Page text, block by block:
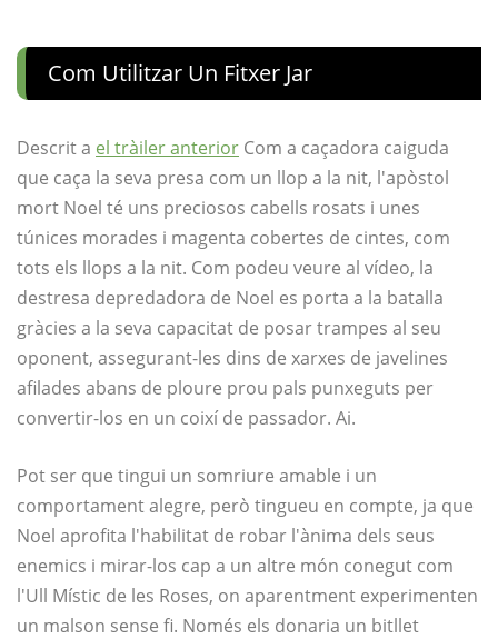
Com Utilitzar Un Fitxer Jar
Descrit a el tràiler anterior Com a caçadora caiguda
que caça la seva presa com un llop a la nit, l'apòstol
mort Noel té uns preciosos cabells rosats i unes
túnices morades i magenta cobertes de cintes, com
tots els llops a la nit. Com podeu veure al vídeo, la
destresa depredadora de Noel es porta a la batalla
gràcies a la seva capacitat de posar trampes al seu
oponent, assegurant-les dins de xarxes de javelines
afilades abans de ploure prou pals punxeguts per
convertir-los en un coixí de passador. Ai.
Pot ser que tingui un somriure amable i un
comportament alegre, però tingueu en compte, ja que
Noel aprofita l'habilitat de robar l'ànima dels seus
enemics i mirar-los cap a un altre món conegut com
l'Ull Místic de les Roses, on aparentment experimenten
un malson sense fi. Només els donaria un bitllet